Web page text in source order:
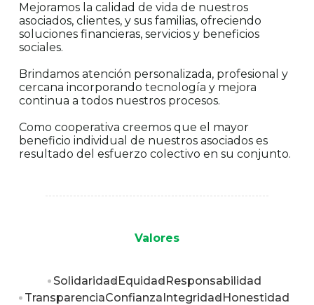
Mejoramos la calidad de vida de nuestros
asociados, clientes, y sus familias, ofreciendo
soluciones financieras, servicios y beneficios
sociales.
Brindamos atención personalizada, profesional y
cercana incorporando tecnología y mejora
continua a todos nuestros procesos.
Como cooperativa creemos que el mayor
beneficio individual de nuestros asociados es
resultado del esfuerzo colectivo en su conjunto.
Valores
SolidaridadEquidadResponsabilidad
TransparenciaConfianzaIntegridadHonestidad